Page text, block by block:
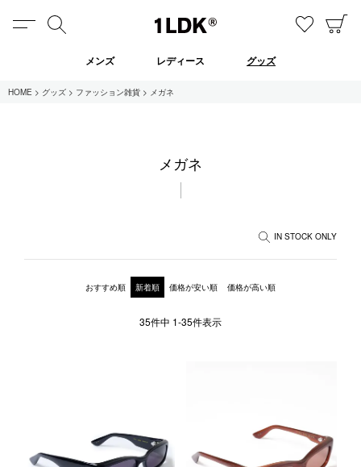
MENU お気に
メンズ レディース グッズ
全てのブランド
HOME グッズ ファッション雑貨 メガネ
メガネ
IN STOCK ONLY
おすすめ順 新着順 価格が安い順 価格が高い順
35件中 1-35件表示